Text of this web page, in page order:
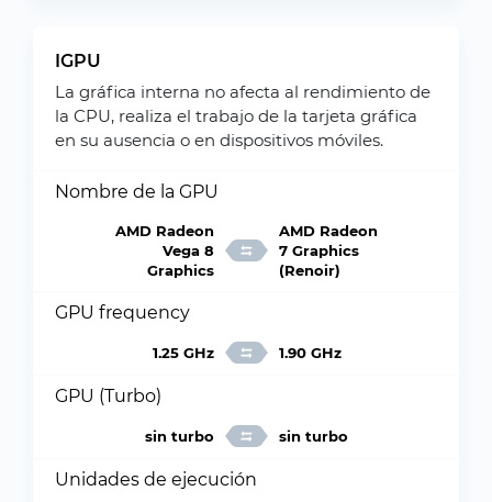
IGPU
La gráfica interna no afecta al rendimiento de
la CPU, realiza el trabajo de la tarjeta gráfica
en su ausencia o en dispositivos móviles.
Nombre de la GPU
AMD Radeon
Vega 8
Graphics
AMD Radeon
7 Graphics
(Renoir)
GPU frequency
1.25 GHz 1.90 GHz
GPU (Turbo)
sin turbo sin turbo
Unidades de ejecución